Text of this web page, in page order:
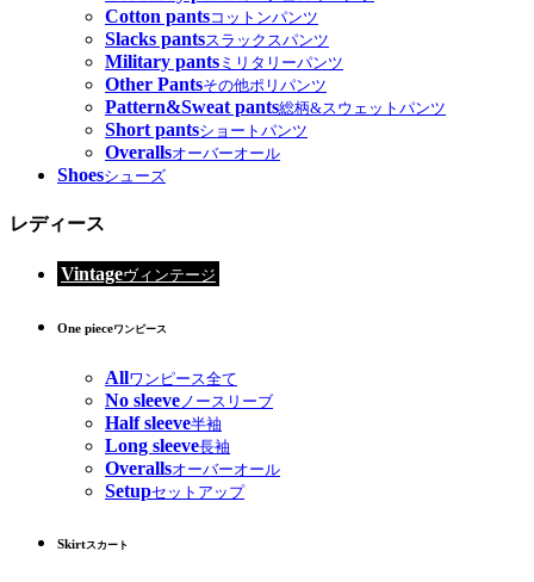
Cotton pantsコットンパンツ
Slacks pantsスラックスパンツ
Military pants ミリタリーパンツ
Other Pantsその他ポリパンツ
Pattern&Sweat pants総柄&スウェットパンツ
Short pantsショートパンツ
Overallsオーバーオール
Shoesシューズ
レディース
Vintageヴィンテージ
One pieceワンピース
Allワンピース全て
No sleeve ノースリーブ
Half sleeve半袖
Long sleeve長袖
Overallsオーバーオール
Setupセットアップ
Skirtスカート